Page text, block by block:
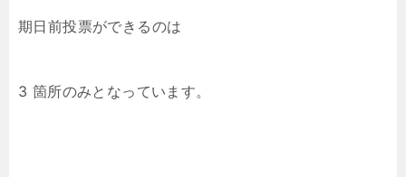
期日前投票ができるのは
3 箇所のみとなっています。